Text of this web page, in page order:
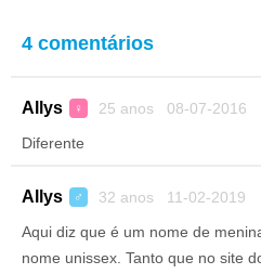
4 comentários
Allys ♀ 25 anos 08-07-2016
Diferente
Allys ♂ 32 anos 11-02-2019
Aqui diz que é um nome de
nome unissex. Tanto que no site